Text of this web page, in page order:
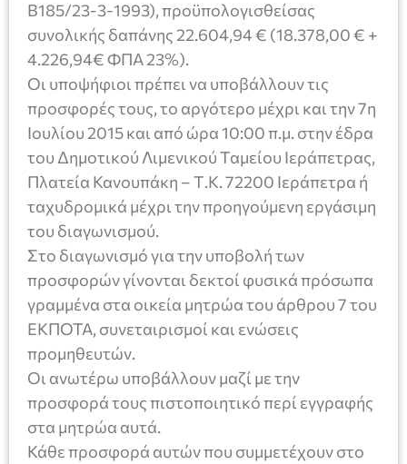
Β185/23-3-1993), προϋπολογισθείσας
συνολικής δαπάνης 22.604,94 € (18.378,00 € +
4.226,94€ ΦΠΑ 23%).
Οι υποψήφιοι πρέπει να υποβάλλουν τις
προσφορές τους, το αργότερο μέχρι και την 7η
Ιουλίου 2015 και από ώρα 10:00 π.μ. στην έδρα
του Δημοτικού Λιμενικού Ταμείου Ιεράπετρας,
Πλατεία Κανουπάκη – Τ.Κ. 72200 Ιεράπετρα ή
ταχυδρομικά μέχρι την προηγούμενη εργάσιμη
του διαγωνισμού.
Στο διαγωνισμό για την υποβολή των
προσφορών γίνονται δεκτοί φυσικά πρόσωπα
γραμμένα στα οικεία μητρώα του άρθρου 7 του
ΕΚΠΟΤΑ, συνεταιρισμοί και ενώσεις
προμηθευτών.
Οι ανωτέρω υποβάλλουν μαζί με την
προσφορά τους πιστοποιητικό περί εγγραφής
στα μητρώα αυτά.
Κάθε προσφορά αυτών που συμμετέχουν στο